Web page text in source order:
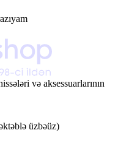
və aksessuarlarının
üzbəüz)